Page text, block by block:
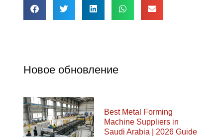
Новое обновление
Best Metal Forming
Machine Suppliers in
Saudi Arabia | 2026 Guide